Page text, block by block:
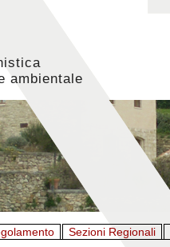
ambientale
Sezioni Regionali